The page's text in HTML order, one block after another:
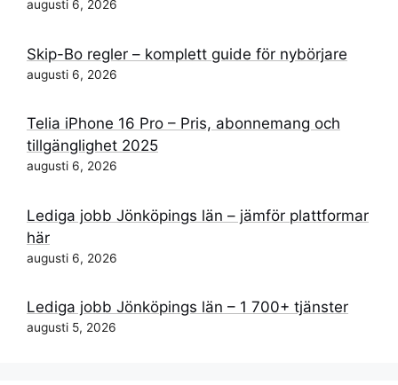
augusti 6, 2026
Skip-Bo regler – komplett guide för nybörjare
augusti 6, 2026
Telia iPhone 16 Pro – Pris, abonnemang och
tillgänglighet 2025
augusti 6, 2026
Lediga jobb Jönköpings län – jämför plattformar
här
augusti 6, 2026
Lediga jobb Jönköpings län – 1 700+ tjänster
augusti 5, 2026